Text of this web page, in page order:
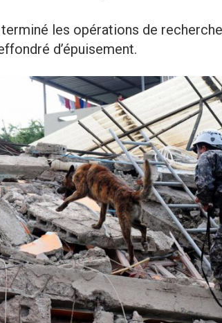
les opérations de
d’épuisement.